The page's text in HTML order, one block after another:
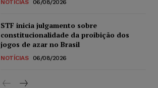
NOTÍCIAS 06/08/2026
STF inicia julgamento sobre
constitucionalidade da proibição dos
jogos de azar no Brasil
NOTÍCIAS 06/08/2026